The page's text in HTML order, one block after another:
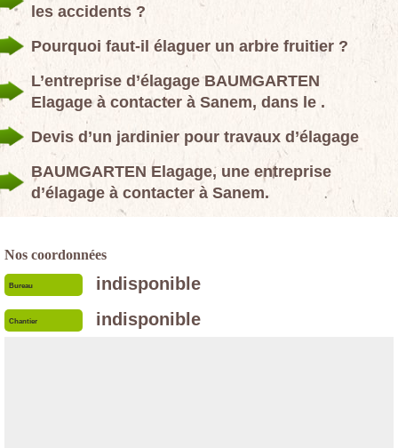
les accidents ?
Pourquoi faut-il élaguer un arbre fruitier ?
L’entreprise d’élagage BAUMGARTEN
Elagage à contacter à Sanem, dans le .
Devis d’un jardinier pour travaux d’élagage
BAUMGARTEN Elagage, une entreprise
d’élagage à contacter à Sanem.
Nos coordonnées
Bureau indisponible
Chantier indisponible